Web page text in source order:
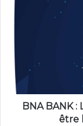
BNA BANK :
être